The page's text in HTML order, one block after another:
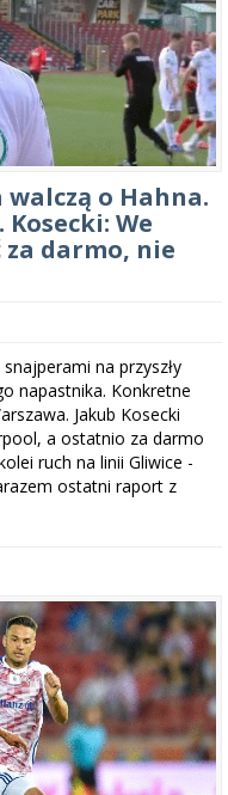
walczą o Hahna.
Kosecki: We
za darmo, nie
na przyszły
napastnika. Konkretne
Jakub Kosecki
a ostatnio za darmo
ruch na linii Gliwice -
ostatni raport z